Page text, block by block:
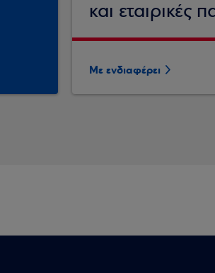
και εταιρικές
Με ενδιαφέρει